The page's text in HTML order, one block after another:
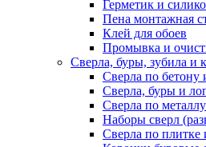
Герметик и
Пена монтажная
Клей для обоев
Промывка и
Сверла, буры, зубила и
Сверла по бетону
Сверла, буры и
Сверла по металлу
Наборы сверл
Сверла по плитке